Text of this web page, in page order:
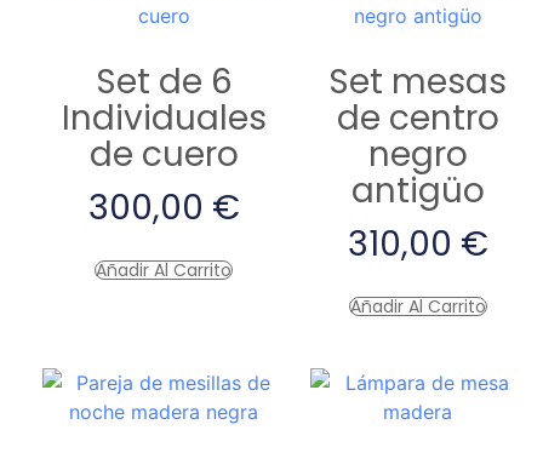
Set de 6
Individuales
de cuero
300,00 €
Añadir Al Carrito
Set mesas
de centro
negro
antigüo
310,00 €
Añadir Al Carrito